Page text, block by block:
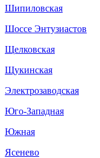
Шипиловская
Шоссе Энтузиастов
Щелковская
Щукинская
Электрозаводская
Юго-Западная
Южная
Ясенево